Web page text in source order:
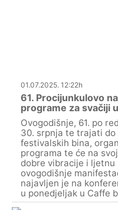
01.07.2025. 12:22h
61. Procijunkulovo
programe za svačiji
Ovogodišnje, 61. po
30. srpnja te trajati do
festivalskih bina,
programa te će na
dobre vibracije i ljetnu
ovogodišnje
najavljen je na
u ponedjeljak u Caffe